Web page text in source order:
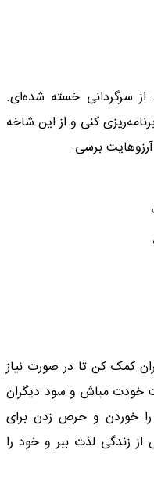
سرگردانی خسته شده‌ای.
کنی و از این شاخه
برسی.
کمک کن تا در صورت نیاز
خودت مباش و سود دیگران
را خوردن و حرص زدن برای
از زندگی لذت ببر و خود را